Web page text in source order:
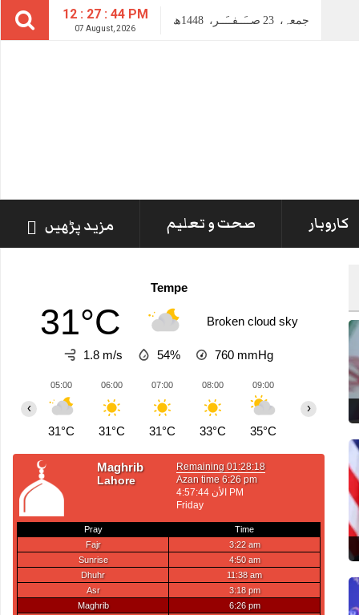
12 : 27 : 45 PM
07 August, 2026
جمعہ، 23 صــَــفــَــر، 1448ھ
کاروبار صحت و تعلیم مزید پڑھیں
Tempe
31°C Broken cloud sky
1.8 m/s 54% 760 mmHg
05:00
31°C
06:00
31°C
07:00
31°C
08:00
33°C
09:00
35°C
‹ ›